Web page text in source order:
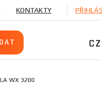
KONTAKTY
CZ
WX 3200